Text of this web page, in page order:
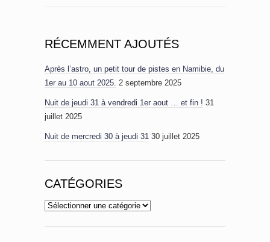
RÉCEMMENT AJOUTÉS
Après l’astro, un petit tour de pistes en Namibie, du
1er au 10 aout 2025. 2 septembre 2025
Nuit de jeudi 31 à vendredi 1er aout … et fin ! 31
juillet 2025
Nuit de mercredi 30 à jeudi 31 30 juillet 2025
CATÉGORIES
Catégories